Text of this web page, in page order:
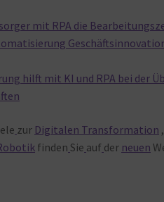
mit RPA die
hilft mit KI und RPA bei der
zur Digitalen Transformation ,
finden Sie auf der neuen